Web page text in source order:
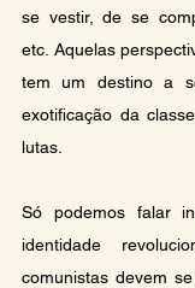
se vestir, de se
etc. Aquelas
tem um destino a
exotificação da
lutas.
Só podemos falar
identidade
comunistas devem